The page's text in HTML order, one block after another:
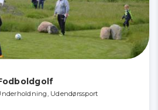
Udendørssport